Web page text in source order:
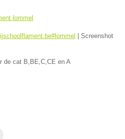
lommel
Screenshot
de cat B,BE,C,CE en A